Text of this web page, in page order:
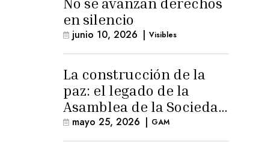
en silencio
junio 10, 2026 | Visibles
La construcción de la
paz: el legado de la
Asamblea de la Sociedad
Civil
mayo 25, 2026 | GAM